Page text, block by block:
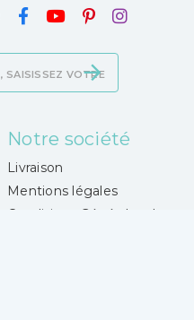
Notre société
Livraison
Mentions légales
Conditions Générales de